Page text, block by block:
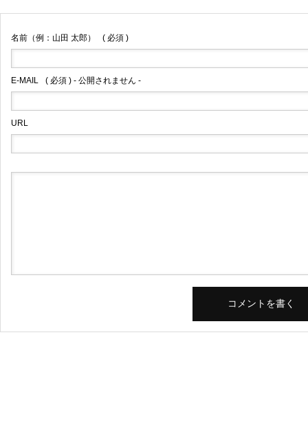
名前（例：山田 太郎） ( 必須 )
E-MAIL ( 必須 ) - 公開されません -
URL